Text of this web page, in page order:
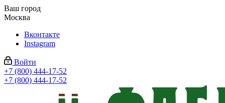
Ваш город
Москва
Вконтакте
Instagram
Войти
+7 (800) 444-17-52
+7 (800) 444-17-52